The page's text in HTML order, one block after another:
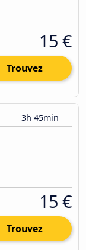
15 €
Trouvez
3h 45min
15 €
Trouvez